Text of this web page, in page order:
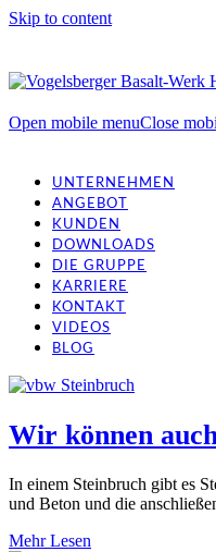
Skip to content
Open mobile menuClose
UNTERNEHMEN
ANGEBOT
KUNDEN
DOWNLOADS
DIE GRUPPE
KARRIERE
KONTAKT
VIDEOS
BLOG
Wir können
In einem Steinbruch gibt es
und Beton und die
Mehr Lesen